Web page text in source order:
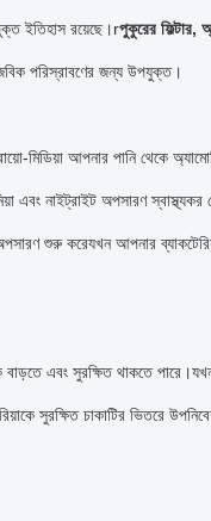
ইতিহাস রয়েছে।rপুকুরের ফিল্টার,
পরিস্রাবণের জন্য উপযুক্ত।
মিডিয়া আপনার পানি থেকে
এবং নাইট্রাইট অপসারণ
অপসারণ শুরু করেযখন আপনার
এবং সুরক্ষিত থাকতে
সুরক্ষিত চাকাটির ভিতরে